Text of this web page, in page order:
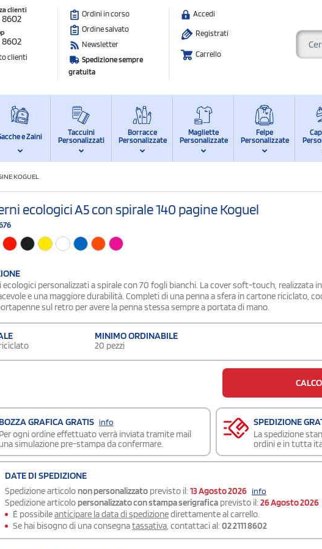
clienti
8602
8602
clienti
Ordini in corso
Ordine salvato
Newsletter
Spedizione sempre
gratuita
Accedi
Registrati
Carrello
e Zaini
Taccuini
Personalizzati
Borracce
Personalizzate
Magliette
Personalizzate
Felpe
Personalizzate
KOGUEL
ecologici A5 con spirale 140 pagine Koguel
ecologici personalizzati a spirale con 70 fogli bianchi. La cover soft-touch, realizzata
e una maggiore durabilità. Completi di una penna a sfera in cartone riciclato,
sul retro per avere la penna stessa sempre a portata di mano.
MINIMO ORDINABILE
20 pezzi
BOZZA GRAFICA GRATIS info
Per ogni ordine effettuato verrà inviata tramite mail
una simulazione pre-stampa da confermare.
SPEDIZIONE
La spedizione
ordini e in tutta
DATE DI SPEDIZIONE
Spedizione articolo non personalizzato previsto il: 13 Agosto 2026 info
Spedizione articolo personalizzato con stampa serigrafica previsto il: 26 Agosto 2026
É possibileanticipare la data di spedizionedirettamente al carrello.
Se hai bisogno di una consegnatassativa , contattaci al: 02 2111 8602